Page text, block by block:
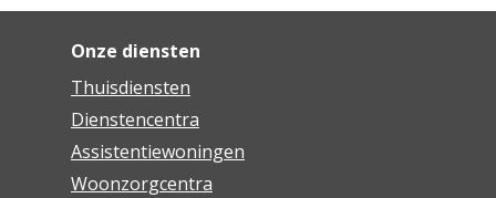
Onze diensten
Thuisdiensten
Dienstencentra
Assistentiewoningen
Woonzorgcentra